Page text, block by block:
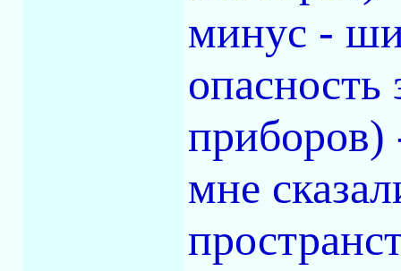
минус -
приборов)
мне